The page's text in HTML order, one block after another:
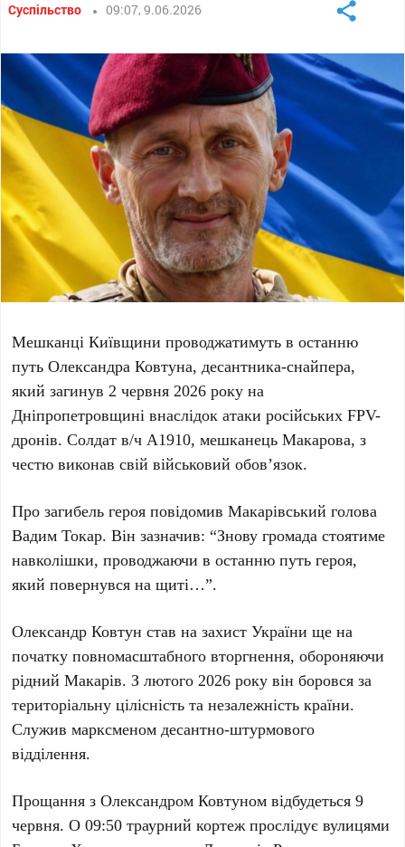
Суспільство 09:07, 9.06.2026
Мешканці Київщини проводжатимуть в останню
путьОлександра Ковтуна, десантника-снайпера,
який загинув2 червня 2026 року на
Дніпропетровщині внаслідок атаки російських FPV-
дронів. Солдат в/ч А1910, мешканець Макарова, з
честю виконав свій військовий обов’язок.
Про загибель героя повідомив Макарівський голова
Вадим Токар. Він зазначив: “Знову громада стоятиме
навколішки, проводжаючи в останню путь героя,
який повернувся на щиті…”.
Олександр Ковтун став на захист України ще на
початку повномасштабного вторгнення, обороняючи
рідний Макарів. З лютого 2026 року він боровся за
територіальну цілісність та незалежність країни.
Служив марксменом десантно-штурмового
відділення.
Прощання зОлександром Ковтуном відбудеться9
червня. О 09:50 траурний кортеж прослідує вулицями